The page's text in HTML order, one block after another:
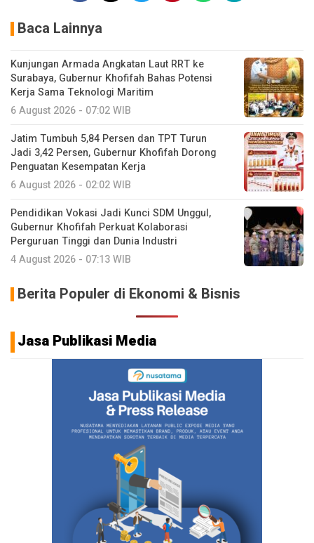
Baca Lainnya
Kunjungan Armada Angkatan Laut RRT ke
Surabaya, Gubernur Khofifah Bahas Potensi
Kerja Sama Teknologi Maritim
6 August 2026 - 07:02 WIB
Jatim Tumbuh 5,84 Persen dan TPT Turun
Jadi 3,42 Persen, Gubernur Khofifah Dorong
Penguatan Kesempatan Kerja
6 August 2026 - 02:02 WIB
Pendidikan Vokasi Jadi Kunci SDM Unggul,
Gubernur Khofifah Perkuat Kolaborasi
Perguruan Tinggi dan Dunia Industri
4 August 2026 - 07:13 WIB
Berita Populer di Ekonomi & Bisnis
Jasa Publikasi Media